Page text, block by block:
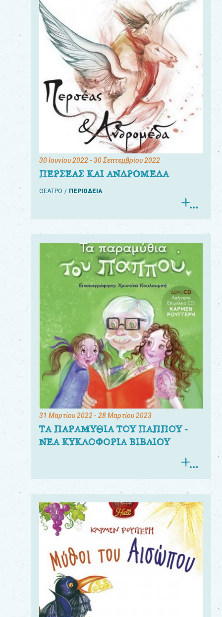
30 Ιουνίου 2022- 30 Σεπτεμβρίου 2022
ΠΕΡΣΕΑΣ ΚΑΙ ΑΝΔΡΟΜΕΔΑ
ΘΕΑΤΡΟ ΠΕΡΙΟΔΕΙΑ
31 Μαρτίου 2022- 28 Μαρτίου 2023
ΤΑ ΠΑΡΑΜΥΘΙΑ ΤΟΥ ΠΑΠΠΟΥ -
ΝΕΑ ΚΥΚΛΟΦΟΡΙΑ ΒΙΒΛΙΟΥ